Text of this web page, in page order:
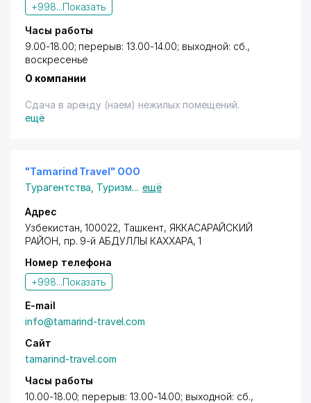
+998...Показать
Часы работы
9.00-18.00; перерыв: 13.00-14.00; выходной: сб.,
воскресенье
О компании
Сдача в аренду (наем) нежилых помещений.
ещё
"Tamarind Travel" ООО
Турагентства Туризм... ещё
Адрес
Узбекистан, 100022, Ташкент, ЯККАСАРАЙСКИЙ
РАЙОН, пр. 9-й АБДУЛЛЫ КАХХАРА, 1
Номер телефона
+998...Показать
E-mail
info@tamarind-travel.com
Сайт
tamarind-travel.com
Часы работы
10.00-18.00; перерыв: 13.00-14.00; выходной: сб.,